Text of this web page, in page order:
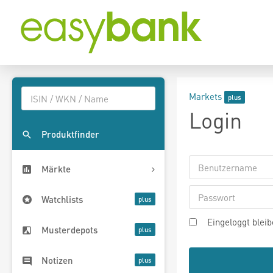
Produktfinder
Märkte
Watchlists
Musterdepots
Notizen
Markets
Login
Eingeloggt